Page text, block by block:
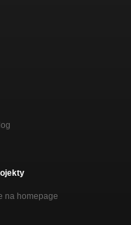
na homepage